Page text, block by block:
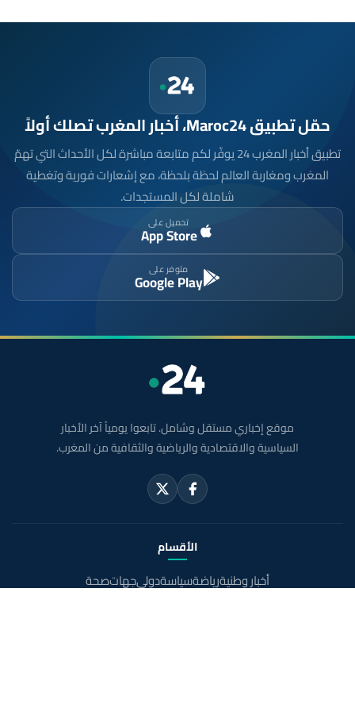
حمّل تطبيق Maroc24، أخبار المغرب تصلك أولاً
تطبيق أخبار المغرب 24 يوفّر لكم متابعة مباشرة لكل الأحداث التي تهمّ
المغرب ومغاربة العالم لحظة بلحظة، مع إشعارات فورية وتغطية
شاملة لكل المستجدات.
تحميل على
App Store
متوفر على
Google Play
موقع إخباري مستقل وشامل. تابعوا يومياً آخر الأخبار
السياسية والاقتصادية والرياضية والثقافية من المغرب.
الأقسام
أخبار وطنيةرياضةسياسةدوليجهاتصحة